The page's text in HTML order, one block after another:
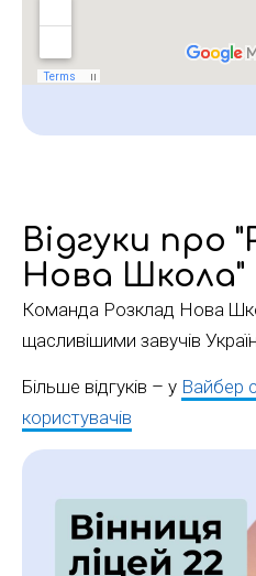
Відгуки про
Нова Школа"
Команда Розклад Нова
щасливішими завучів
Більше відгуків – у Вайбер
користувачів